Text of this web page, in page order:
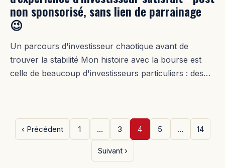
non sponsorisé, sans lien de parrainage
😉
Un parcours d'investisseur chaotique avant de
trouver la stabilité Mon histoire avec la bourse est
celle de beaucoup d'investisseurs particuliers : des…
‹ Précédent 1 … 3 4 5 … 14
Suivant ›